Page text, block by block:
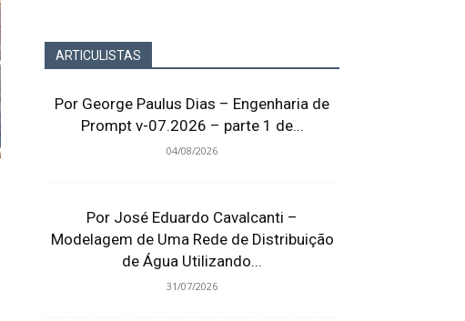
ARTICULISTAS
Por George Paulus Dias – Engenharia de
Prompt v-07.2026 – parte 1 de...
04/08/2026
Por José Eduardo Cavalcanti –
Modelagem de Uma Rede de Distribuição
de Água Utilizando...
31/07/2026